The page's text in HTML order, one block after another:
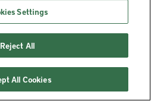
por lo que muchos
sujetos a ejecución
enfrentó este desafío y
para reexaminar sus
y, así, abordar el
de subdivisiones
Settings
Reject All
All Cookies